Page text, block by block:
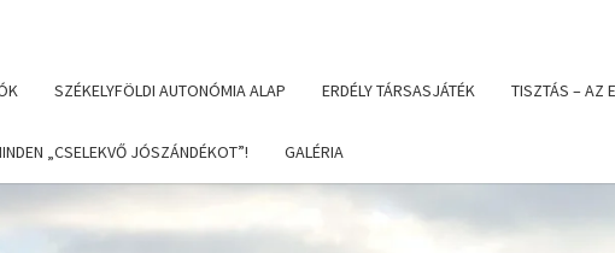
SZÉKELYFÖLDI AUTONÓMIA ALAP ERDÉLY TÁRSASJÁTÉK TISZTÁS – AZ
„CSELEKVŐ JÓSZÁNDÉKOT”! GALÉRIA